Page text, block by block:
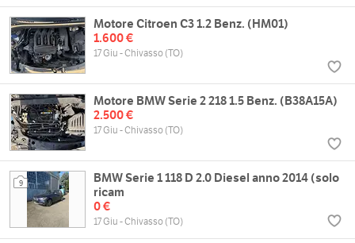
Motore Citroen C3 1.2 Benz. (HM01)
1.600 €
17 Giu - Chivasso (TO)
Motore BMW Serie 2 218 1.5 Benz. (B38A15A)
2.500 €
17 Giu - Chivasso (TO)
9
BMW Serie 1 118 D 2.0 Diesel anno 2014 (solo
ricam
0 €
17 Giu - Chivasso (TO)